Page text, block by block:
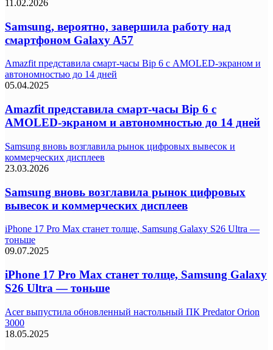
11.02.2026
Samsung, вероятно, завершила работу над
смартфоном Galaxy A57
Amazfit представила смарт-часы Bip 6 с AMOLED-экраном и
автономностью до 14 дней
05.04.2025
Amazfit представила смарт-часы Bip 6 с
AMOLED-экраном и автономностью до 14 дней
Samsung вновь возглавила рынок цифровых вывесок и
коммерческих дисплеев
23.03.2026
Samsung вновь возглавила рынок цифровых
вывесок и коммерческих дисплеев
iPhone 17 Pro Max станет толще, Samsung Galaxy S26 Ultra —
тоньше
09.07.2025
iPhone 17 Pro Max станет толще, Samsung Galaxy
S26 Ultra — тоньше
Acer выпустила обновленный настольный ПК Predator Orion
3000
18.05.2025